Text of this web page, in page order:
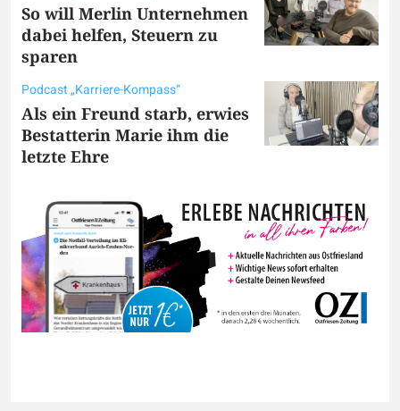
So will Merlin Unternehmen
dabei helfen, Steuern zu
sparen
Podcast „Karriere-Kompass“
Als ein Freund starb, erwies
Bestatterin Marie ihm die
letzte Ehre